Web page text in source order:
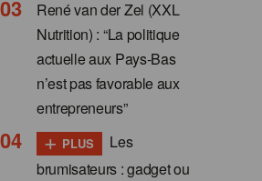
René van der Zel (XXL
Nutrition) : “La politique
actuelle aux Pays-Bas
n’est pas favorable aux
entrepreneurs”
+ PLUS
Les
brumisateurs : gadget ou